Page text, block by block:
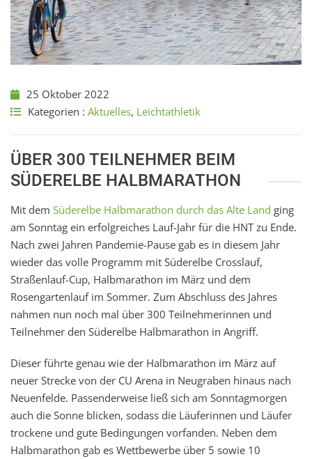
25 Oktober 2022
Kategorien : Aktuelles, Leichtathletik
ÜBER 300 TEILNEHMER BEIM
SÜDERELBE HALBMARATHON
Mit dem Süderelbe Halbmarathon durch das Alte Land ging
am Sonntag ein erfolgreiches Lauf-Jahr für die HNT zu Ende.
Nach zwei Jahren Pandemie-Pause gab es in diesem Jahr
wieder das volle Programm mit Süderelbe Crosslauf,
Straßenlauf-Cup, Halbmarathon im März und dem
Rosengartenlauf im Sommer. Zum Abschluss des Jahres
nahmen nun noch mal über 300 Teilnehmerinnen und
Teilnehmer den Süderelbe Halbmarathon in Angriff.
Dieser führte genau wie der Halbmarathon im März auf
neuer Strecke von der CU Arena in Neugraben hinaus nach
Neuenfelde. Passenderweise ließ sich am Sonntagmorgen
auch die Sonne blicken, sodass die Läuferinnen und Läufer
trockene und gute Bedingungen vorfanden. Neben dem
Halbmarathon gab es Wettbewerbe über 5 sowie 10